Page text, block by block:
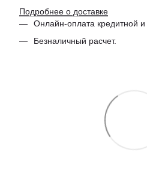
Подробнее о доставке
Онлайн-оплата кредитной и
Безналичный расчет.